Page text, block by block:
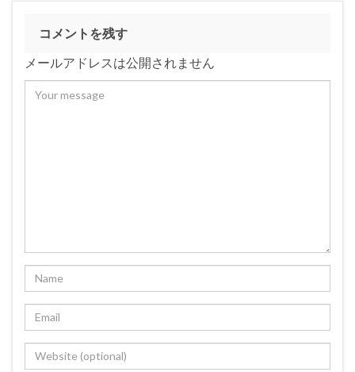
コメントを残す
メールアドレスは公開されません